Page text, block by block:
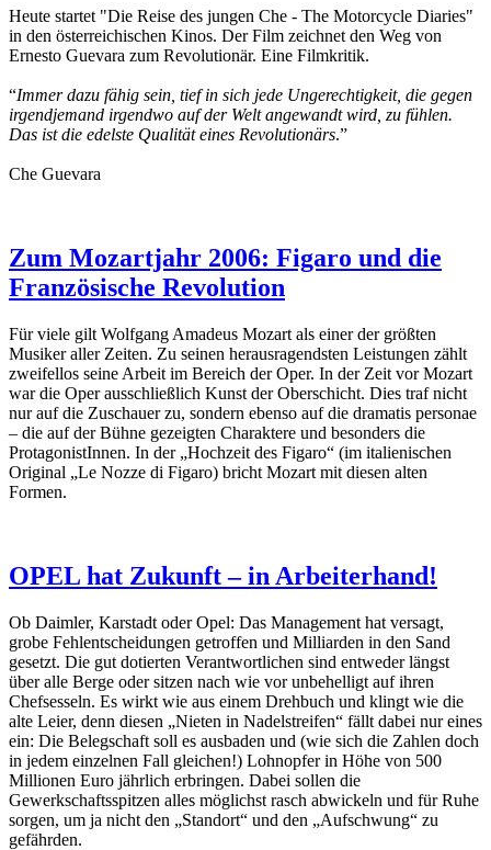
Heute startet "Die Reise des jungen Che - The Motorcycle Diaries"
in den österreichischen Kinos. Der Film zeichnet den Weg von
Ernesto Guevara zum Revolutionär. Eine Filmkritik.
“Immer dazu fähig sein, tief in sich jede Ungerechtigkeit, die gegen
irgendjemand irgendwo auf der Welt angewandt wird, zu fühlen.
Das ist die edelste Qualität eines Revolutionärs.”
Che Guevara
Zum Mozartjahr 2006: Figaro und die
Französische Revolution
Für viele gilt Wolfgang Amadeus Mozart als einer der größten
Musiker aller Zeiten. Zu seinen herausragendsten Leistungen zählt
zweifellos seine Arbeit im Bereich der Oper. In der Zeit vor Mozart
war die Oper ausschließlich Kunst der Oberschicht. Dies traf nicht
nur auf die Zuschauer zu, sondern ebenso auf die dramatis personae
– die auf der Bühne gezeigten Charaktere und besonders die
ProtagonistInnen. In der „Hochzeit des Figaro“ (im italienischen
Original „Le Nozze di Figaro) bricht Mozart mit diesen alten
Formen.
OPEL hat Zukunft – in Arbeiterhand!
Ob Daimler, Karstadt oder Opel: Das Management hat versagt,
grobe Fehlentscheidungen getroffen und Milliarden in den Sand
gesetzt. Die gut dotierten Verantwortlichen sind entweder längst
über alle Berge oder sitzen nach wie vor unbehelligt auf ihren
Chefsesseln. Es wirkt wie aus einem Drehbuch und klingt wie die
alte Leier, denn diesen „Nieten in Nadelstreifen“ fällt dabei nur eines
ein: Die Belegschaft soll es ausbaden und (wie sich die Zahlen doch
in jedem einzelnen Fall gleichen!) Lohnopfer in Höhe von 500
Millionen Euro jährlich erbringen. Dabei sollen die
Gewerkschaftsspitzen alles möglichst rasch abwickeln und für Ruhe
sorgen, um ja nicht den „Standort“ und den „Aufschwung“ zu
gefährden.